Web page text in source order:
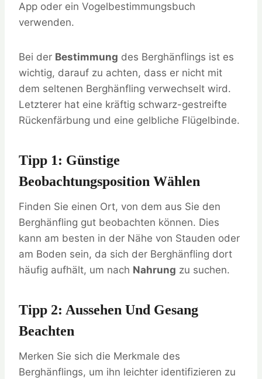
App oder ein Vogelbestimmungsbuch
verwenden.
Bei der Bestimmung des Berghänflings ist es
wichtig, darauf zu achten, dass er nicht mit
dem seltenen Berghänfling verwechselt wird.
Letzterer hat eine kräftig schwarz-gestreifte
Rückenfärbung und eine gelbliche Flügelbinde.
Tipp 1: Günstige
Beobachtungsposition Wählen
Finden Sie einen Ort, von dem aus Sie den
Berghänfling gut beobachten können. Dies
kann am besten in der Nähe von Stauden oder
am Boden sein, da sich der Berghänfling dort
häufig aufhält, um nach Nahrung zu suchen.
Tipp 2: Aussehen Und Gesang
Beachten
Merken Sie sich die Merkmale des
Berghänflings, um ihn leichter identifizieren zu